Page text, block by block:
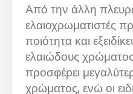
Από την άλλη
ελαιοχρωματιστές
ποιότητα και
ελαιώδους
προσφέρει
χρώματος, ενώ οι